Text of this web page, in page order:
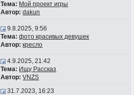
Тема: Мой проект игры
Автор: dakun
9.8.2025, 9:56
Тема: фото красивых девушек
Автор: кресло
4.9.2025, 21:42
Тема: Ищу Рассказ
Автор: VNZS
31.7.2023, 16:23